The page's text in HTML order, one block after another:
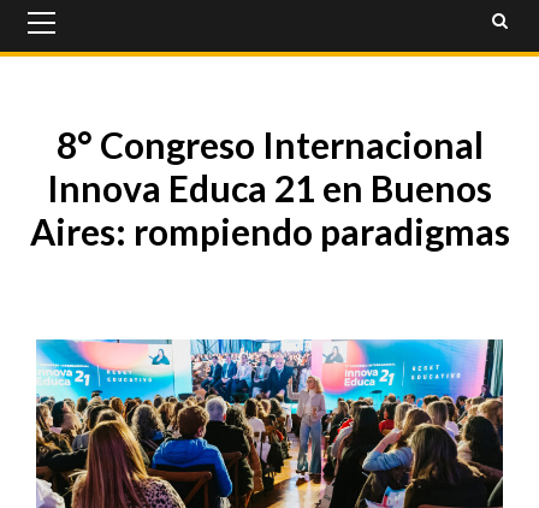
Menu
8° Congreso Internacional
Innova Educa 21 en Buenos
Aires: rompiendo paradigmas